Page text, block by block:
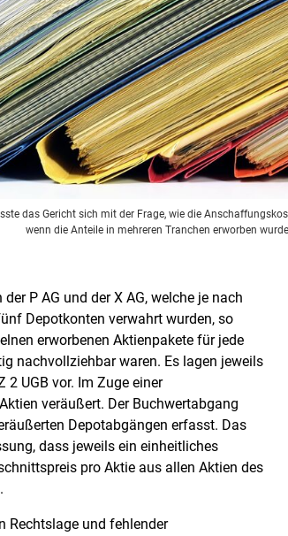
das Gericht sich mit der Frage, wie die
wenn die Anteile in mehreren Tranchen erworben
P AG und der X AG, welche je nach
Depotkonten verwahrt wurden, so
erworbenen Aktienpakete für jede
nachvollziehbar waren. Es lagen jeweils
UGB vor. Im Zuge einer
veräußert. Der Buchwertabgang
Depotabgängen erfasst. Das
dass jeweils ein einheitliches
pro Aktie aus allen Aktien des
Rechtslage und fehlender